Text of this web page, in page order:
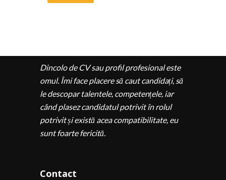
Dincolo de CV sau profil profesional este
omul. Îmi face placere să caut candidați, să
le descopar talentele, competențele, iar
când plasez candidatul potrivit în rolul
potrivit și există acea compatibilitate, eu
sunt foarte fericită.
Contact